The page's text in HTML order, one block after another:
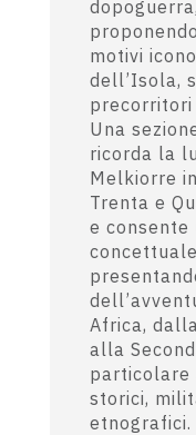
motivi
dell’Isola,
Una
ricorda la
Melkiorre
Trenta e
e consente
Africa,
alla
particolare
storici,
etnografici.